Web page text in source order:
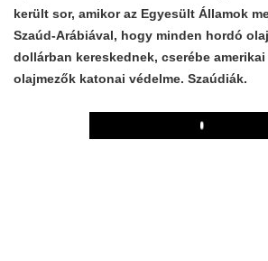
került sor, amikor az Egyesült Államok
Szaúd-Arábiával, hogy minden hordó
dollárban kereskednek, cserébe
olajmezők katonai védelme. Szaúdiák.
Play